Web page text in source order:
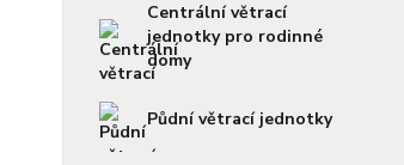
Centrální větrací
jednotky pro rodinné
domy
Půdní větrací jednotky